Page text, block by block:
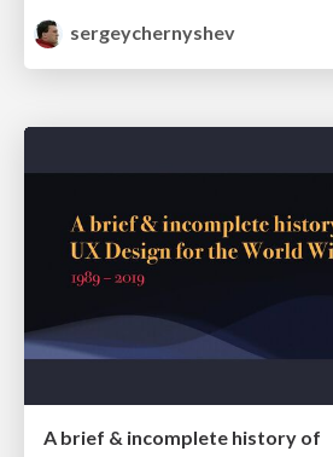
sergeychernyshev